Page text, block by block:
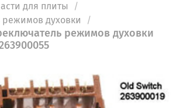
для плиты
духовки
режимов духовки